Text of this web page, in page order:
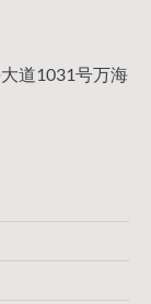
道1031号万海